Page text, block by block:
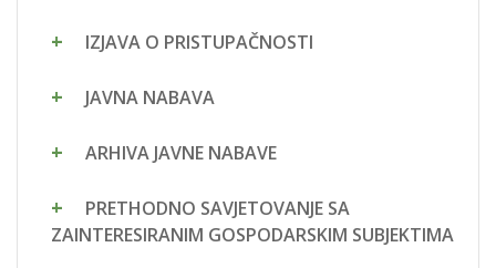
IZJAVA O PRISTUPAČNOSTI
JAVNA NABAVA
ARHIVA JAVNE NABAVE
PRETHODNO SAVJETOVANJE SA
ZAINTERESIRANIM GOSPODARSKIM SUBJEKTIMA